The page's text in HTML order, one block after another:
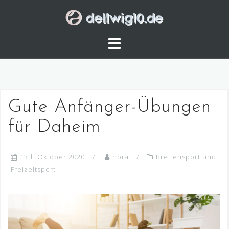
Gute Anfänger-Übungen
für Daheim
13th Oktober 2020 nora
Breitensport und
Freizeitsport